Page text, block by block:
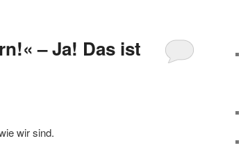
– Ja! Das ist
wir sind.